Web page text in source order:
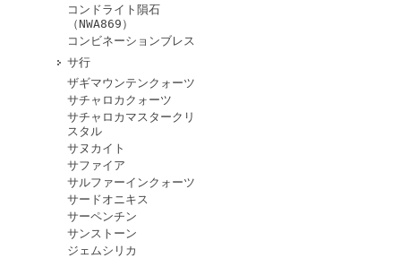
コンドライト隕石
（NWA869）
コンビネーションブレス
サ行
ザギマウンテンクォーツ
サチャロカクォーツ
サチャロカマスタークリ
スタル
サヌカイト
サファイア
サルファーインクォーツ
サードオニキス
サーペンチン
サンストーン
ジェムシリカ